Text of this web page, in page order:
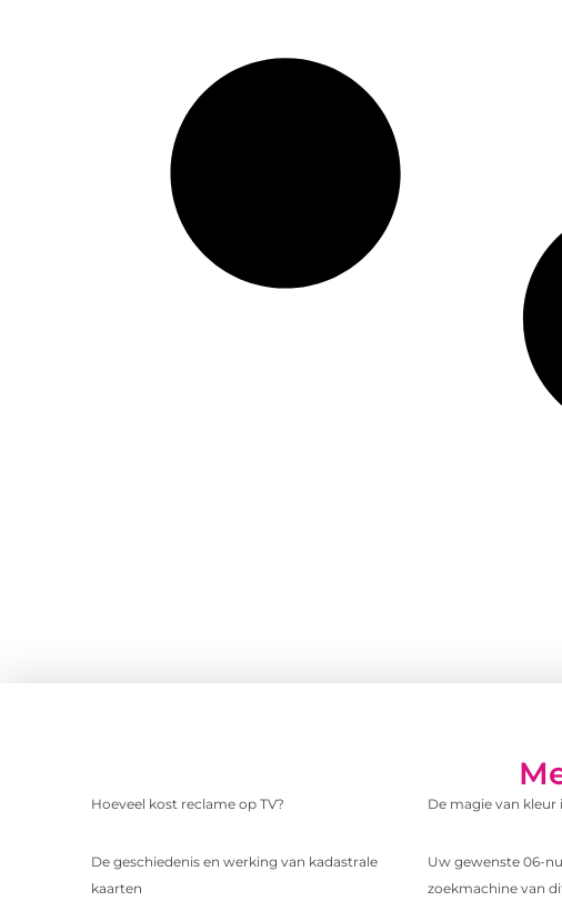
Hoeveel kost reclame op TV? De magie van
De geschiedenis en werking van kadastrale
kaarten
Uw gewenste 06-
zoekmachine van